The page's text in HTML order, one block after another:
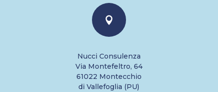

Nucci Consulenza
Via Montefeltro, 64
61022 Montecchio
di Vallefoglia (PU)